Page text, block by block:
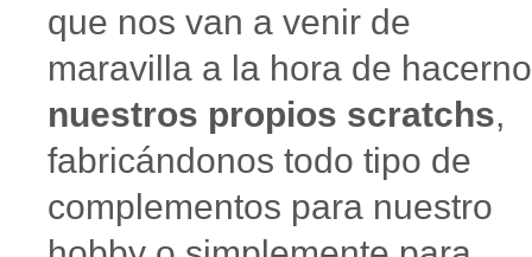
que nos van a venir de
maravilla a la hora de
nuestros propios scratchs,
fabricándonos todo tipo de
complementos para nuestro